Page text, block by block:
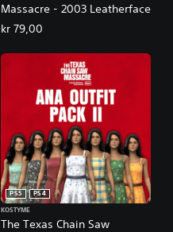
Massacre - 2003 Leatherface
kr 79,00
The Texas Chain Saw
PS5
PS4
KOSTYME